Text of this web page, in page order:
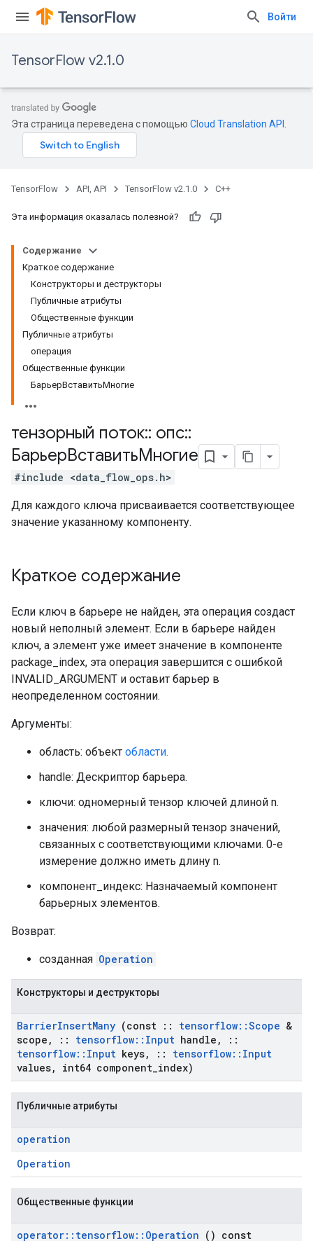
Войти
TensorFlow v2.1.0
Эта страница переведена с помощью Cloud Translation API
TensorFlow API, API TensorFlow v2.1.0 C++
Эта информация оказалась полезной?
Содержание
Краткое содержание
Конструкторы и деструкторы
Публичные атрибуты
Общественные функции
Публичные атрибуты
операция
Общественные функции
БарьерВставитьМногие
тензорный поток:: опс::
БарьерВставитьМногие
#include <data_flow_ops.h>
Для каждого ключа присваивается соответствующее
значение указанному компоненту.
Краткое содержание
Если ключ в барьере не найден, эта операция создаст
новый неполный элемент. Если в барьере найден
ключ, а элемент уже имеет значение в компоненте
package_index, эта операция завершится с ошибкой
INVALID_ARGUMENT и оставит барьер в
неопределенном состоянии.
Аргументы:
область: объект области.
handle: Дескриптор барьера.
ключи: одномерный тензор ключей длиной n.
значения: любой размерный тензор значений,
связанных с соответствующими ключами. 0-е
измерение должно иметь длину n.
компонент_индекс: Назначаемый компонент
барьерных элементов.
Возврат:
созданная Operation
Конструкторы и деструкторы
BarrierInsertMany (const :: tensorflow::Scope &
scope , :: tensorflow:: Input handle ,
::
tensorflow:: Input keys, :: tensorflow:: Input
values, int64 component index)
Публичные атрибуты
operation
Operation
Общественные функции
operator:: tensorflow:: Operation () const